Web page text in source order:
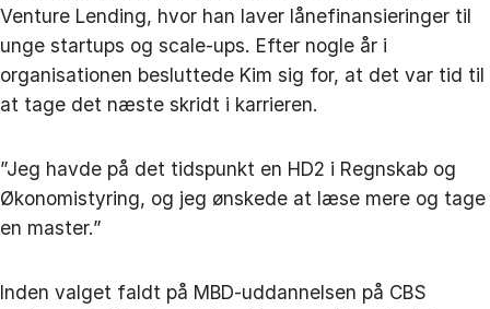
Venture Lending, hvor han laver lånefinansieringer til
unge startups og scale-ups. Efter nogle år i
organisationen besluttede Kim sig for, at det var tid til
at tage det næste skridt i karrieren.
”Jeg havde på det tidspunkt en HD2 i Regnskab og
Økonomistyring, og jeg ønskede at læse mere og tage
en master.”
Inden valget faldt på MBD-uddannelsen på CBS